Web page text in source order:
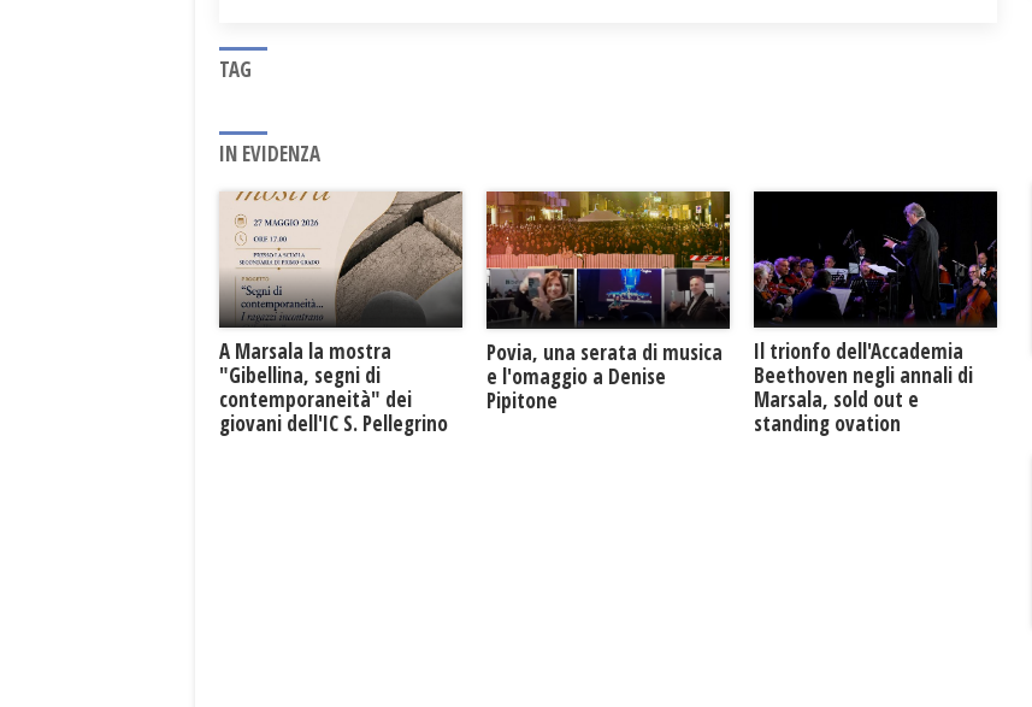
TAG
IN EVIDENZA
A Marsala la mostra
"Gibellina, segni di
contemporaneità" dei
giovani dell'IC S. Pellegrino
Povia, una serata di musica
e l'omaggio a Denise
Pipitone
Il trionfo dell'Accademia
Beethoven negli annali di
Marsala, sold out e
standing ovation